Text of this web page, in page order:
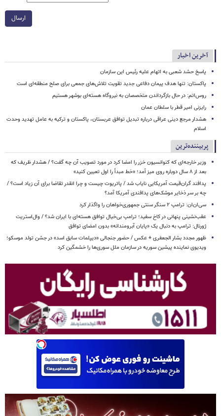
ارسال
آخرین اخبار
پاسخ حشد شعبی به اتهام‌ علیه رئیس این سازمان
پاکستان: تنها هدف پیمان دفاعی جدید تقویت تلاش‌های جمعی برای صلح منطقه‌ای است
روس‌اتم: در حال بازگرداندن متخصصان به نیروگاه هسته‌ای بوشهر هستیم
رایزنی امیر قطر با سلطان عمان
هشدار مرجع دینی عراقی درباره تبدیل توافق عربستان، پاکستان و ترکیه به عامل تهدید وحدت
اسلام
پربیننده‌ترین
وزیر خارجه‌ای که کنوانسیون خزر را امضا کرد در مورد تصویب آن چه گفت؟ / هشدار ظریف که
بعد از ۸ سال دوباره روی میز آمد؛ «خط مبدأ را اول تعیین کنید»
پدافند گران‌قیمت آمریکایی نایاب شد / پاتریوت چیست و چرا انقدر تقاضا برای آن زیاد است؟ /
چه بر سر ذخایر موشک‌های پدافندی آمریکا آمد؟
سی‌ان‌ان: ترامپ ۲ سنگر سنتی جمهوری‌خواهان را واگذار کرد
عقب‌نشینی پنهانی در کاخ سفید؛ ترامپ بی‌خیال توافق هسته‌ای با ایران شد؟ / وال‌استریت
ژورنال: ترامپ به دنبال یک «پایان آبرومندانه» بدون امضای توافق
ظهور مجدد بشار الجعفری + عکس / حضور جنجالی «دیپلمات سابق اسد» در جشن تولد موسکو؛
ویدیوی نماینده پیشین سوریه در سازمان ملل سوری‌ها را خشمگین کرد